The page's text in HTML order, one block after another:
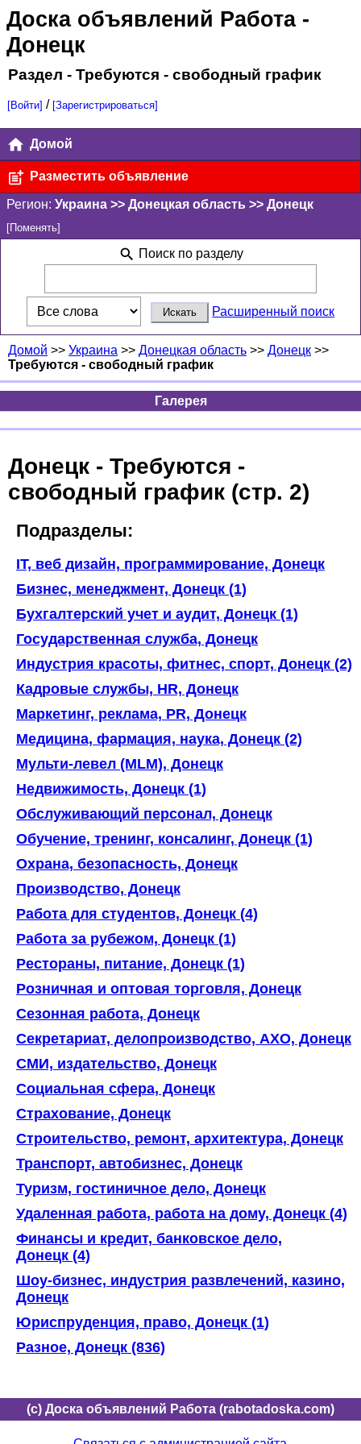
Доска объявлений Работа-
Донецк
Раздел - Требуются - свободный график
[Войти] / [Зарегистрироваться]
Домой
Разместить объявление
Регион: Украина >> Донецкая область >> Донецк
[Поменять]
Поиск по разделу
Расширенный поиск
Домой >> Украина >> Донецкая область >> Донецк >>
Требуются - свободный график
Галерея
Донецк - Требуются -
свободный график (стр. 2)
Подразделы:
IT, веб дизайн, программирование, Донецк
Бизнес, менеджмент, Донецк (1)
Бухгалтерский учет и аудит, Донецк (1)
Государственная служба, Донецк
Индустрия красоты, фитнес, спорт, Донецк (2)
Кадровые службы, HR, Донецк
Маркетинг, реклама, PR, Донецк
Медицина, фармация, наука, Донецк (2)
Мульти-левел (MLM), Донецк
Недвижимость, Донецк (1)
Обслуживающий персонал, Донецк
Обучение, тренинг, консалинг, Донецк (1)
Охрана, безопасность, Донецк
Производство, Донецк
Работа для студентов, Донецк (4)
Работа за рубежом, Донецк (1)
Рестораны, питание, Донецк (1)
Розничная и оптовая торговля, Донецк
Сезонная работа, Донецк
Секретариат, делопроизводство, АХО, Донецк
СМИ, издательство, Донецк
Социальная сфера, Донецк
Страхование, Донецк
Строительство, ремонт, архитектура, Донецк
Транспорт, автобизнес, Донецк
Туризм, гостиничное дело, Донецк
Удаленная работа, работа на дому, Донецк (4)
Финансы и кредит, банковское дело,
Донецк (4)
Шоу-бизнес, индустрия развлечений, казино,
Донецк
Юриспруденция, право, Донецк (1)
Разное, Донецк (836)
(c) Доска объявлений Работа (rabotadoska.com)